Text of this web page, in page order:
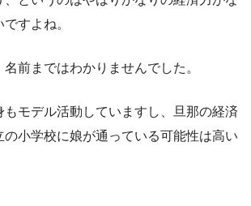
すよね。
前まではわかりませんでした。
もモデル活動していますし、旦那の経済
の小学校に娘が通っている可能性は高い